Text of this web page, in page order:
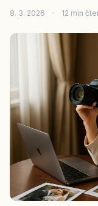
místem pro párové
širokou škálu ná
8. 3. 2026 · 12 min